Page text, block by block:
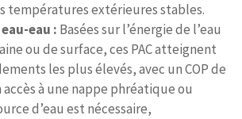
températures extérieures stables.
eau-eau : Basées sur l’énergie de l’eau
ou de surface, ces PAC atteignent
les plus élevés, avec un COP de
accès à une nappe phréatique ou
d’eau est nécessaire,